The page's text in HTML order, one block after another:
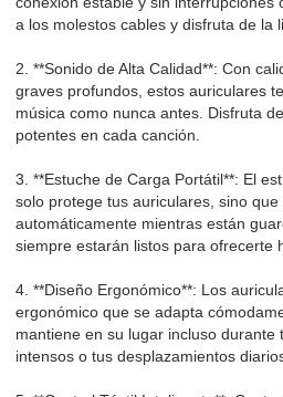
a los molestos cables y disfruta de la
2. **Sonido de Alta Calidad**: Con
graves profundos, estos auriculares
música como nunca antes. Disfruta
potentes en cada canción.
3. **Estuche de Carga Portátil**: El
solo protege tus auriculares, sino
automáticamente mientras están
siempre estarán listos para ofrecerte
4. **Diseño Ergonómico**: Los
ergonómico que se adapta
mantiene en su lugar incluso durante
intensos o tus desplazamientos